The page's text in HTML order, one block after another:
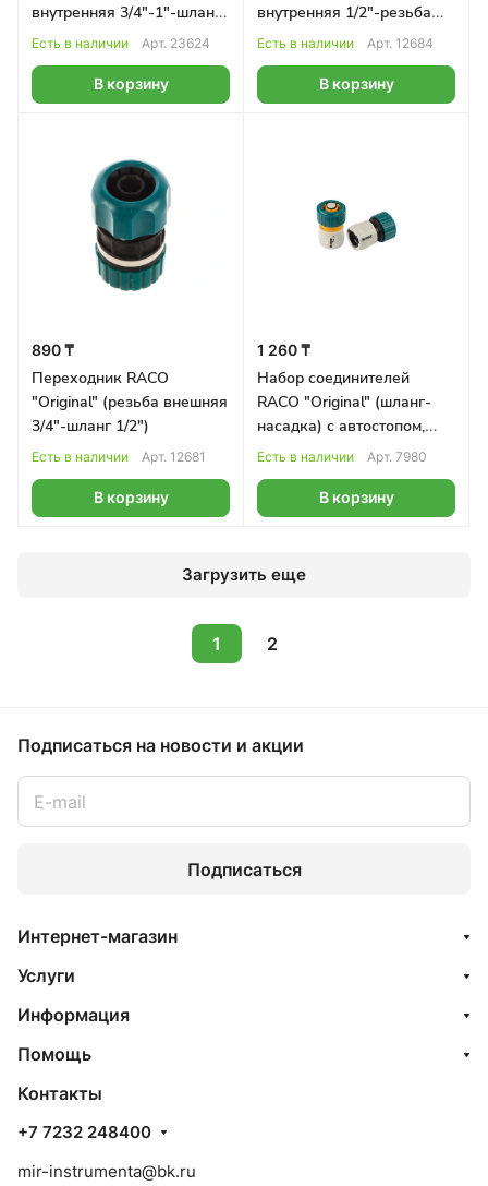
внутренняя 3/4"-1"-шланг
1/2")
Есть в наличии Арт. 23624
В корзину
внутренняя 1/2"-резьба
внутренняя 3/4")
Есть в наличии Арт. 12684
В корзину
890 ₸
Переходник RACO
"Original" (резьба внешняя
3/4"-шланг 1/2")
Есть в наличии Арт. 12681
В корзину
1 260 ₸
Набор соединителей
RACO "Original" (шланг-
насадка) с автостопом,
3/4"
Есть в наличии Арт. 7980
В корзину
Загрузить еще
1 2
Подписаться на новости и акции
Подписаться
Интернет-магазин
Услуги
Информация
Помощь
Контакты
+7 7232 248400
mir-instrumenta@bk.ru